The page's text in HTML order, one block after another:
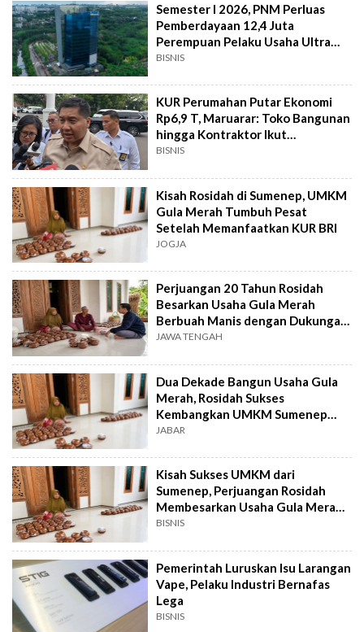
Semester I 2026, PNM Perluas
Pemberdayaan 12,4 Juta
Perempuan Pelaku Usaha Ultra
Mikro
BISNIS
KUR Perumahan Putar Ekonomi
Rp6,9 T, Maruarar: Toko Bangunan
hingga Kontraktor Ikut
Terdongkrak
BISNIS
Kisah Rosidah di Sumenep, UMKM
Gula Merah Tumbuh Pesat
Setelah Memanfaatkan KUR BRI
JOGJA
Perjuangan 20 Tahun Rosidah
Besarkan Usaha Gula Merah
Berbuah Manis dengan Dukungan
KUR BRI
JAWA TENGAH
Dua Dekade Bangun Usaha Gula
Merah, Rosidah Sukses
Kembangkan UMKM Sumenep
Berkat KUR BRI
JABAR
Kisah Sukses UMKM dari
Sumenep, Perjuangan Rosidah
Membesarkan Usaha Gula Merah
Berkat KUR BRI
BISNIS
Pemerintah Luruskan Isu Larangan
Vape, Pelaku Industri Bernafas
Lega
BISNIS